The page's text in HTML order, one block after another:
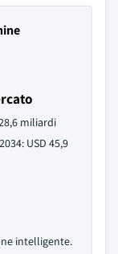
miliardi
USD 45,9
intelligente.